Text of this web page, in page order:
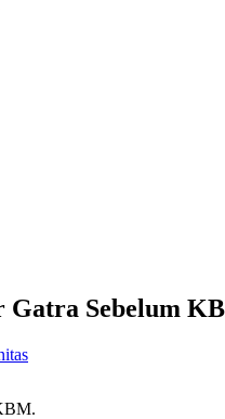
Gatra Sebelum